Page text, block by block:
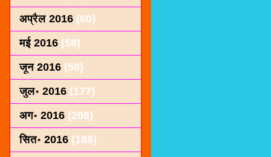
अप्रैल 2016 (60)
मई 2016 (58)
जून 2016 (58)
जुल॰ 2016 (177)
अग॰ 2016 (208)
सित॰ 2016 (188)